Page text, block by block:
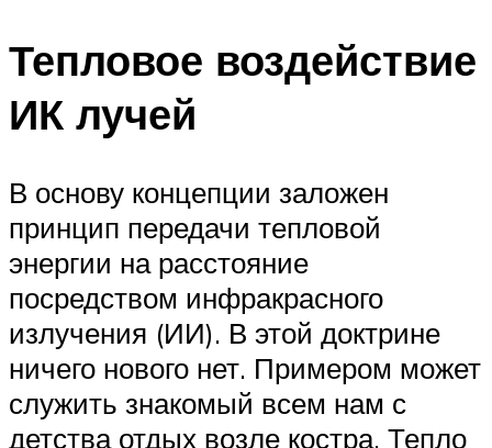
Тепловое воздействие
ИК лучей
В основу концепции заложен
принцип передачи тепловой
энергии на расстояние
посредством инфракрасного
излучения (ИИ). В этой доктрине
ничего нового нет. Примером может
служить знакомый всем нам с
детства отдых возле костра. Тепло